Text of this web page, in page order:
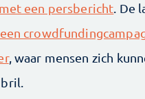
met een persbericht . De
een
, waar mensen zich